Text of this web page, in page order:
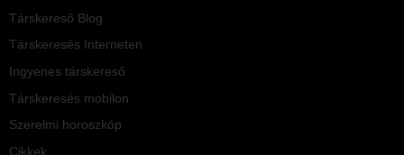
Társkereső Blog
Társkeresés Interneten
Ingyenes társkereső
Társkeresés mobilon
Szerelmi horoszkóp
Cikkek